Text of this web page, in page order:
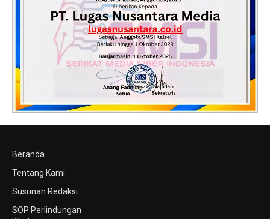
Beranda
Tentang Kami
Susunan Redaksi
SOP Perlindungan